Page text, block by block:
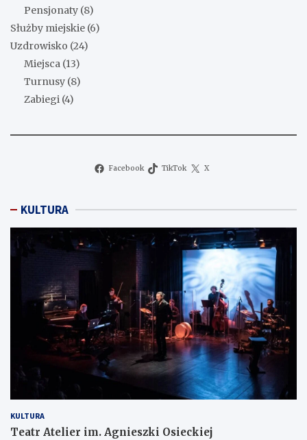
Pensjonaty (8)
Służby miejskie (6)
Uzdrowisko (24)
Miejsca (13)
Turnusy (8)
Zabiegi (4)
Facebook TikTok X
KULTURA
KULTURA
Teatr Atelier im. Agnieszki Osieckiej